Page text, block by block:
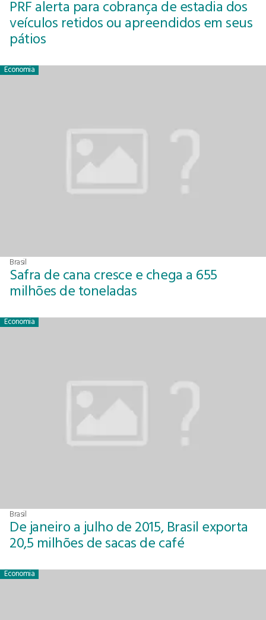
PRF alerta para cobrança de estadia dos
veículos retidos ou apreendidos em seus
pátios
Economia
Brasil
Safra de cana cresce e chega a 655
milhões de toneladas
Economia
Brasil
De janeiro a julho de 2015, Brasil exporta
20,5 milhões de sacas de café
Economia